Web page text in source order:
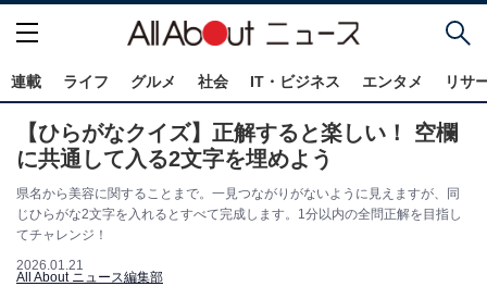
連載 ライフ グルメ 社会 IT・ビジネス エンタメ リサ
【ひらがなクイズ】正解すると楽しい！ 空欄
に共通して入る2文字を埋めよう
県名から美容に関することまで。一見つながりがないように見えますが、同
じひらがな2文字を入れるとすべて完成します。1分以内の全問正解を目指し
てチャレンジ！
2026.01.21
All About ニュース編集部